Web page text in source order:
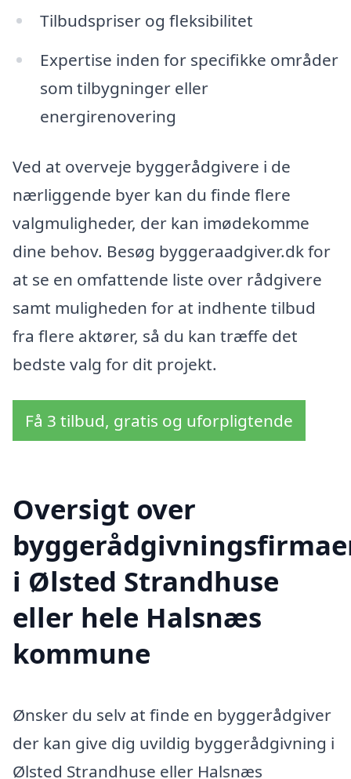
Tilbudspriser og fleksibilitet
Expertise inden for specifikke områder
som tilbygninger eller
energirenovering
Ved at overveje byggerådgivere i de
nærliggende byer kan du finde flere
valgmuligheder, der kan imødekomme
dine behov. Besøg byggeraadgiver.dk for
at se en omfattende liste over rådgivere
samt muligheden for at indhente tilbud
fra flere aktører, så du kan træffe det
bedste valg for dit projekt.
Få 3 tilbud, gratis og uforpligtende
Oversigt over
i Ølsted Strandhuse
eller hele Halsnæs
kommune
Ønsker du selv at finde en byggerådgiver
der kan give dig uvildig byggerådgivning i
Ølsted Strandhuse eller Halsnæs